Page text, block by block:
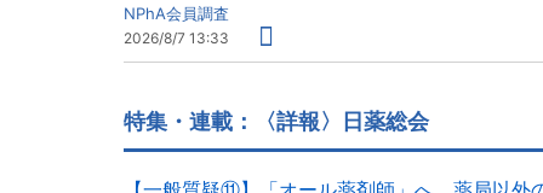
NPhA会員調査
2026/8/7 13:33
特集・連載：〈詳報〉日薬総会